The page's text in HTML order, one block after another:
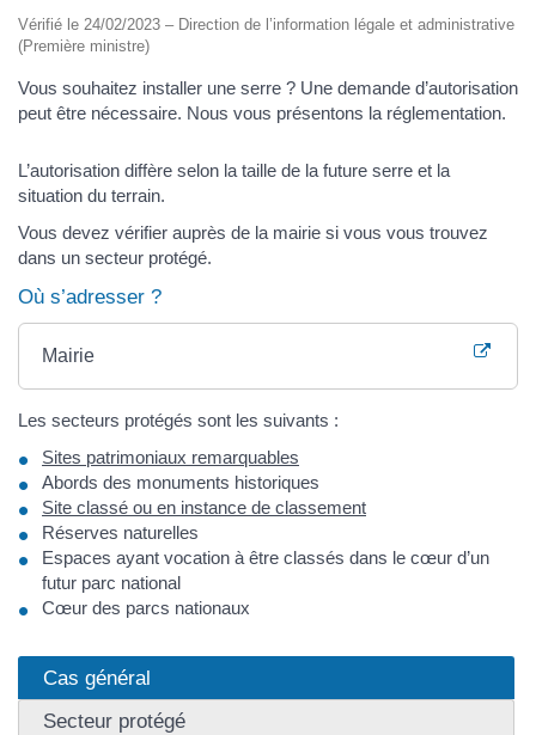
Vérifié le 24/02/2023 – Direction de l’information légale et administrative
(Première ministre)
Vous souhaitez installer une serre ? Une demande d’autorisation
peut être nécessaire. Nous vous présentons la réglementation.
L’autorisation diffère selon la taille de la future serre et la
situation du terrain.
Vous devez vérifier auprès de la mairie si vous vous trouvez
dans un secteur protégé.
Où s’adresser ?
Mairie
Les secteurs protégés sont les suivants :
Sites patrimoniaux remarquables
Abords des monuments historiques
Site classé ou en instance de classement
Réserves naturelles
Espaces ayant vocation à être classés dans le cœur d’un
futur parc national
Cœur des parcs nationaux
Cas général
Secteur protégé